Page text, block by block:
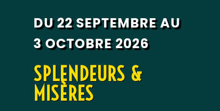
DU 22 SEPTEMBRE AU
3 OCTOBRE 2026
SPLENDEURS &
MISÈRES